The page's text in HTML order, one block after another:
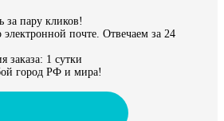
за пару кликов!
электронной почте. Отвечаем за 24
заказа: 1 сутки
город РФ и мира!